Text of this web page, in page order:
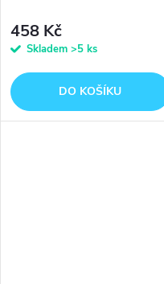
458 Kč
Skladem >5 ks
DO KOŠÍKU